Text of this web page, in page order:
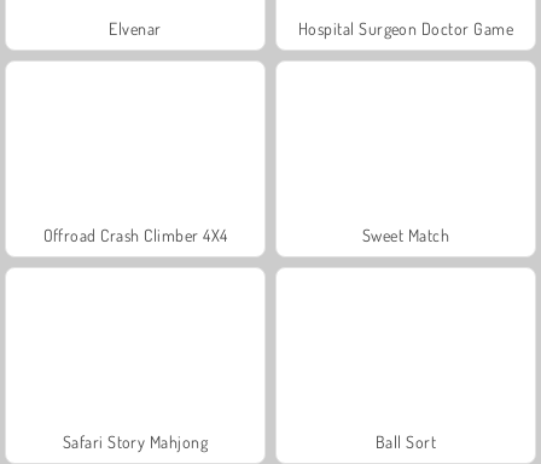
Elvenar Hospital Surgeon Doctor Game
Offroad Crash Climber 4X4 Sweet Match
Safari Story Mahjong Ball Sort